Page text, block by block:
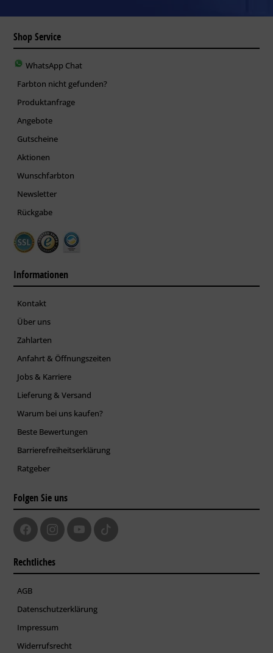
Shop Service
WhatsApp Chat
Farbton nicht gefunden?
Produktanfrage
Angebote
Gutscheine
Aktionen
Wunschfarbton
Newsletter
Rückgabe
Informationen
Kontakt
Über uns
Zahlarten
Anfahrt & Öffnungszeiten
Jobs & Karriere
Lieferung & Versand
Warum bei uns kaufen?
Beste Bewertungen
Barrierefreiheitserklärung
Ratgeber
Folgen Sie uns
Rechtliches
AGB
Datenschutzerklärung
Impressum
Widerrufsrecht